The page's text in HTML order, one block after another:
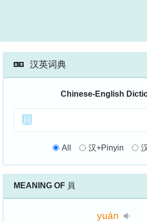
汉英词典
Chinese-English
All 汉+Pinyin
MEANING OF 員
yuán